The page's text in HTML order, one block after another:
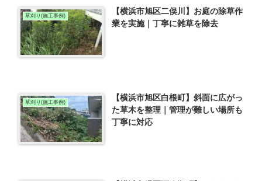
草刈り(施工事例)
【横浜市旭区二俣川】お庭の除草作
業を実施｜丁寧に雑草を除去
草刈り(施工事例)
【横浜市旭区白根町】斜面に広がっ
た草木を整理｜管理が難しい場所も
丁寧に対応